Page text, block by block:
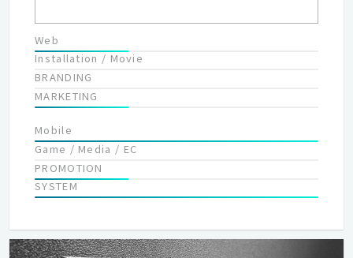
Web
Installation / Movie
BRANDING
MARKETING
Mobile
Game / Media / EC
PROMOTION
SYSTEM